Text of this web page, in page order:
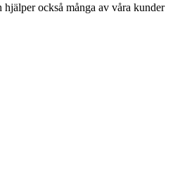
också många av våra kunder